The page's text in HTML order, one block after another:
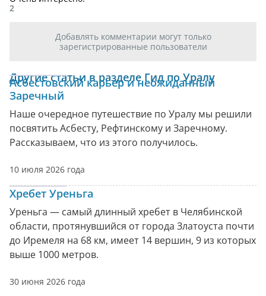
2
Добавлять комментарии могут только
зарегистрированные пользователи
Другие статьи в разделе Гид по Уралу
Асбестовский карьер и неожиданный
Заречный
Наше очередное путешествие по Уралу мы решили
посвятить Асбесту, Рефтинскому и Заречному.
Рассказываем, что из этого получилось.
10 июля 2026 года
Хребет Уреньга
Уреньга — самый длинный хребет в Челябинской
области, протянувшийся от города Златоуста почти
до Иремеля на 68 км, имеет 14 вершин, 9 из которых
выше 1000 метров.
30 июня 2026 года